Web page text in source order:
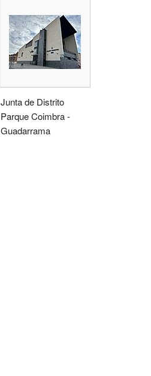
Junta de Distrito
Parque Coimbra -
Guadarrama